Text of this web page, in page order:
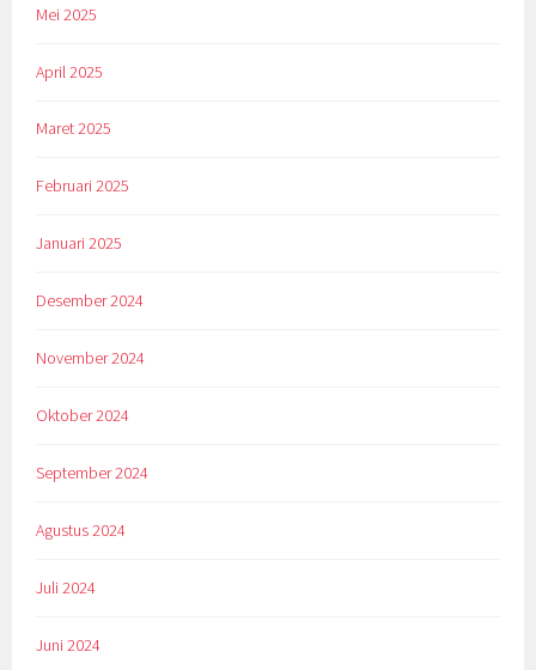
Mei 2025
April 2025
Maret 2025
Februari 2025
Januari 2025
Desember 2024
November 2024
Oktober 2024
September 2024
Agustus 2024
Juli 2024
Juni 2024